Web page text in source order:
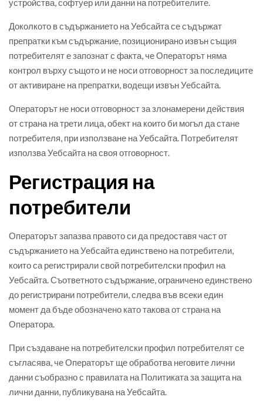
устройства, софтуер или данни на потребителите.
Доколкото в съдържанието на Уебсайта се съдържат
препратки към съдържание, позиционирано извън същия
потребителят е запознат с факта, че Операторът няма
контрол върху същото и не носи отговорност за последиците
от активиране на препратки, водещи извън Уебсайта.
Операторът не носи отговорност за злонамерени действия
от страна на трети лица, обект на които би могъл да стане
потребителя, при използване на Уебсайта. Потребителят
използва Уебсайта на своя отговорност.
Регистрация на
потребители
Операторът запазва правото си да предоставя част от
съдържанието на Уебсайта единствено на потребители,
които са регистрирали свой потребителски профил на
Уебсайта. Съответното съдържание, ограничено единствено
до регистрирани потребители, следва във всеки един
момент да бъде обозначено като такова от страна на
Оператора.
При създаване на потребителски профил потребителят се
съгласява, че Операторът ще обработва неговите лични
данни съобразно с правилата на Политиката за защита на
лични данни, публикувана на Уебсайта.